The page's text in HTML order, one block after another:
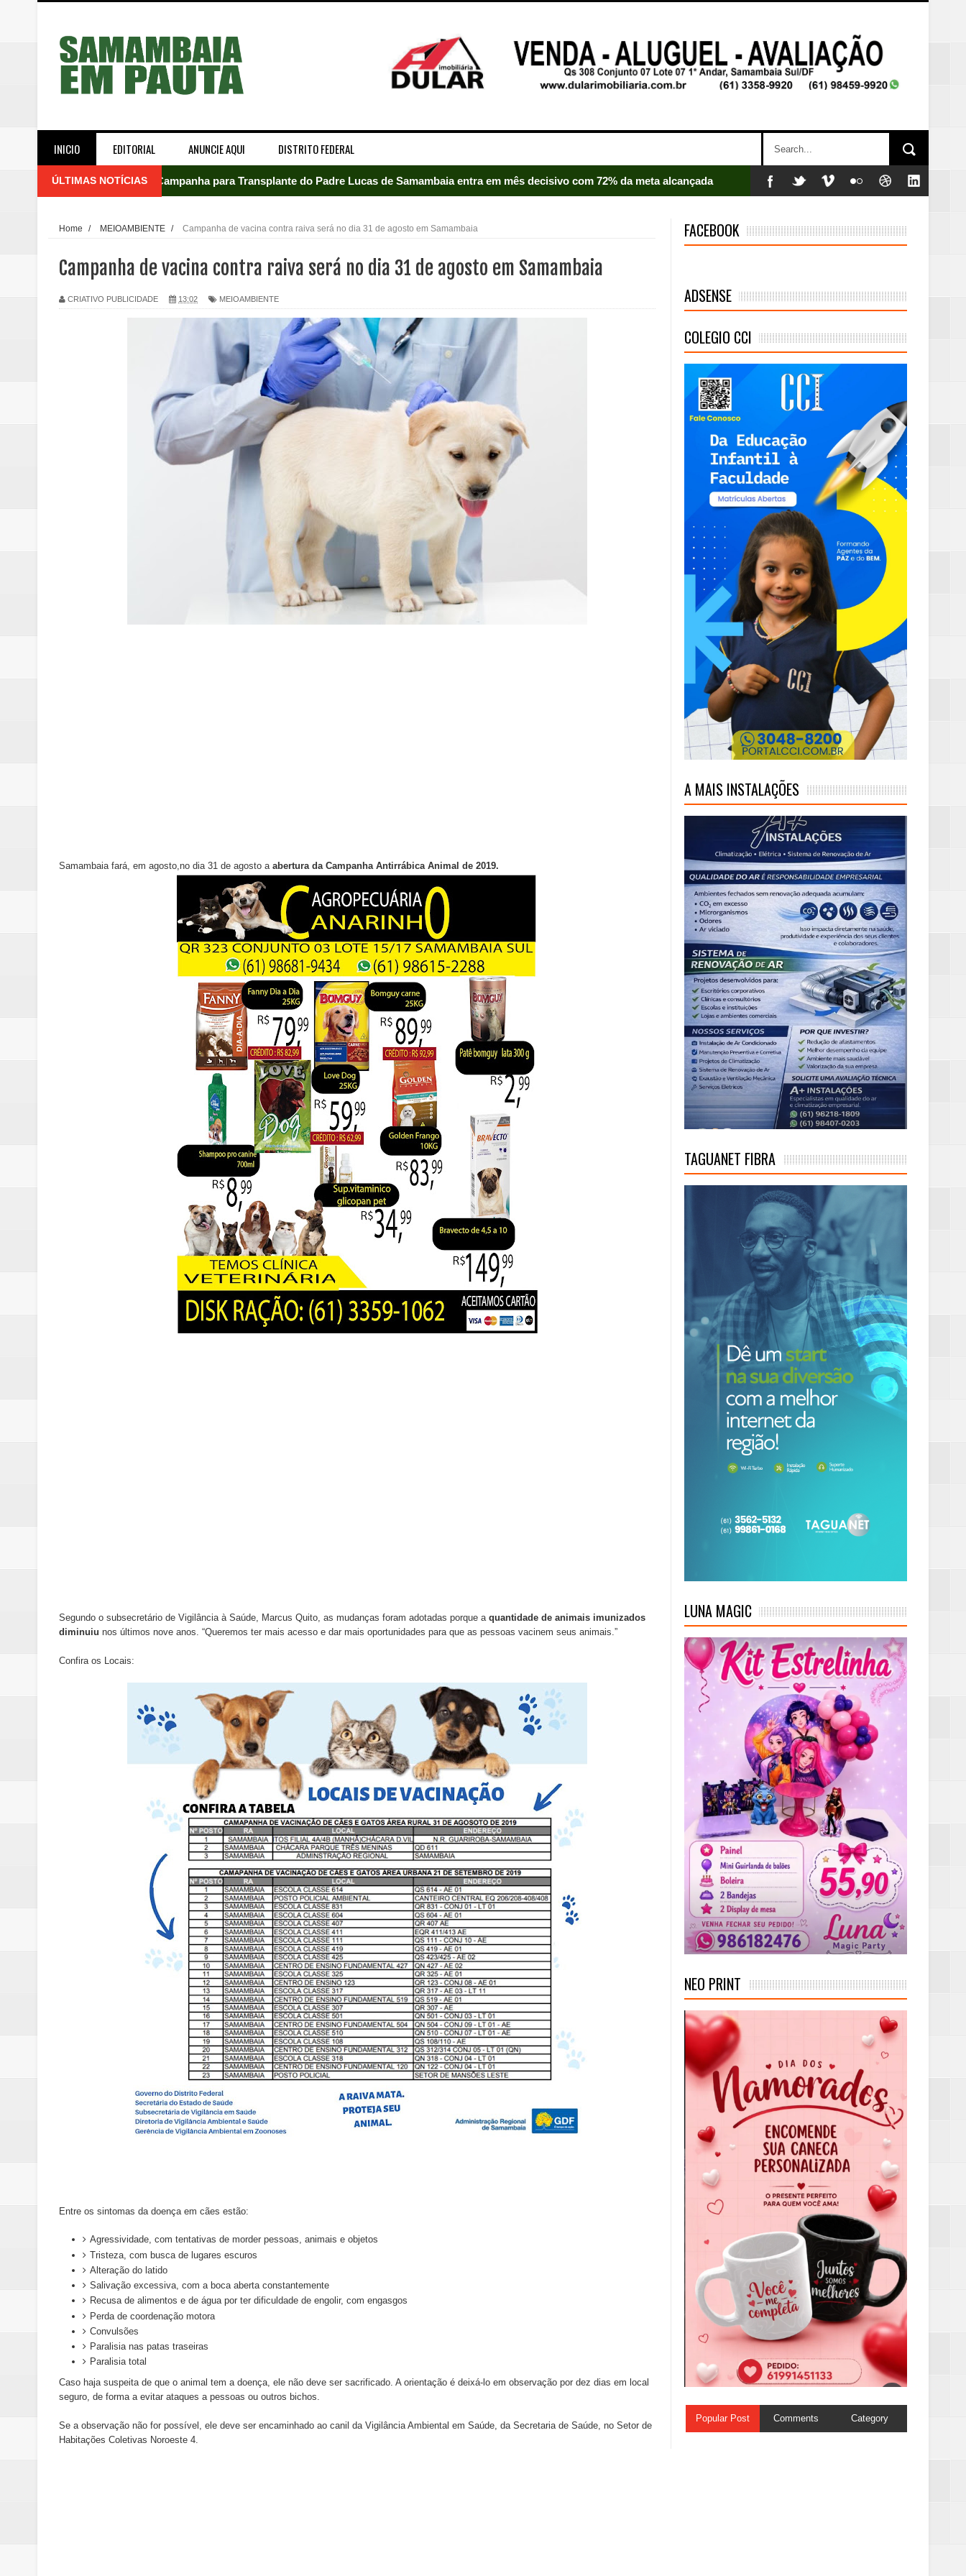
INICIO EDITORIAL ANUNCIE AQUI DISTRITO FEDERAL
ÚLTIMAS NOTÍCIAS Campanha para Transplante do Padre Lucas de Samambaia entra em mês decisivo com 72% da meta alcançada
Moradores encontram quase 50 escorpiões em boca de lobo em Samambaia
Homem é socorrido após ser vítima de agressão em Samambaia
Moradora de Samambaia tem prisão preventiva decretada pela Justiça
Claudeci Luart surge como uma nova força e esperança para os feirantes do DF
Samambaia inicia campanha para atualizar vacinação de crianças e adolescentes
Morador de Samambaia morre após sofrer mal súbito
PL e Flávio Bolsonaro oficializam candidatura de Hamilton Tatu por Samambaia, Recanto das Emas e Água Quente
Renata D´Aguiar destaca potencial da pecuária para fortalecer a economia do Distrito Federal
Trabalhador morre após ser atingido por trator em aterro de Samambaia
Laboratório de Vertentes Psy promove formação gratuita em Psytrance em Samambaia
PMDF resgata aves silvestres e autua cinco pessoas por crime ambiental em Samambaia
Home / MEIOAMBIENTE / Campanha de vacina contra raiva será no dia 31 de agosto em Samambaia
Campanha de vacina contra raiva será no dia 31 de agosto em Samambaia
CRIATIVO PUBLICIDADE 13:02 MEIOAMBIENTE
Samambaia fará, em agosto,no dia 31 de agosto a abertura da Campanha Antirrábica Animal de 2019.
Segundo o subsecretário de Vigilância à Saúde, Marcus Quito, as mudanças foram adotadas porque a quantidade de animais imunizados
diminuiu nos últimos nove anos. “Queremos ter mais acesso e dar mais oportunidades para que as pessoas vacinem seus animais.”
Confira os Locais:
Entre os sintomas da doença em cães estão:
Agressividade, com tentativas de morder pessoas, animais e objetos
Tristeza, com busca de lugares escuros
Alteração do latido
Salivação excessiva, com a boca aberta constantemente
Recusa de alimentos e de água por ter dificuldade de engolir, com engasgos
Perda de coordenação motora
Convulsões
Paralisia nas patas traseiras
Paralisia total
Caso haja suspeita de que o animal tem a doença, ele não deve ser sacrificado. A orientação é deixá-lo em observação por dez dias em local
seguro, de forma a evitar ataques a pessoas ou outros bichos.
Se a observação não for possível, ele deve ser encaminhado ao canil da Vigilância Ambiental em Saúde, da Secretaria de Saúde, no Setor de
Habitações Coletivas Noroeste 4.
FACEBOOK
ADSENSE
COLEGIO CCI
A MAIS INSTALAÇÕES
TAGUANET FIBRA
LUNA MAGIC
NEO PRINT
Popular Post Comments Category